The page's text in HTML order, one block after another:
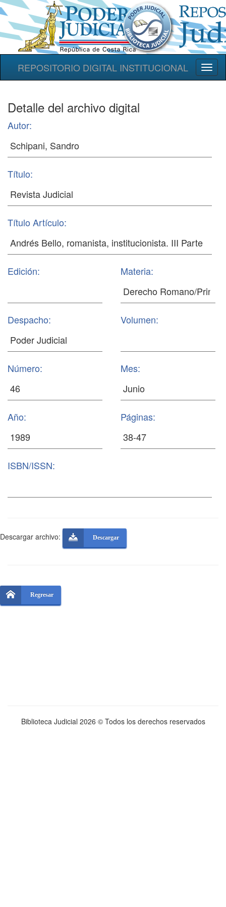
REPOSITORIO DIGITAL INSTITUCIONAL
Detalle del archivo digital
Autor:
Título:
Título Artículo:
Edición: Materia:
Despacho: Volumen:
Número: Mes:
Año: Páginas:
ISBN/ISSN:
Descargar archivo: Descargar
Regresar
Biblioteca Judicial 2026 © Todos los derechos reservados